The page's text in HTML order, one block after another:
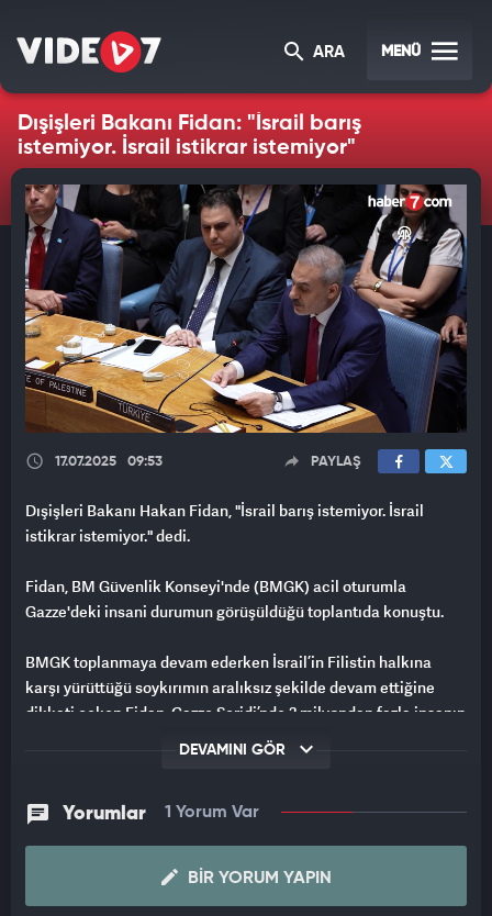
ARA MENÜ
Dışişleri Bakanı Fidan: "İsrail barış
istemiyor. İsrail istikrar istemiyor"
17.07.2025 09:53 PAYLAŞ
Dışişleri Bakanı Hakan Fidan, "İsrail barış istemiyor. İsrail
istikrar istemiyor." dedi.
Fidan, BM Güvenlik Konseyi'nde (BMGK) acil oturumla
Gazze'deki insani durumun görüşüldüğü toplantıda konuştu.
BMGK toplanmaya devam ederken İsrail’in Filistin halkına
karşı yürüttüğü soykırımın aralıksız şekilde devam ettiğine
dikkati çeken Fidan, Gazze Şeridi’nde 2 milyondan fazla insanın
tarif edilemez acılara maruz kaldığını, kitlesel yerinden edilme
DEVAMINI GÖR
Yorumlar 1 Yorum Var
BIR YORUM YAPIN